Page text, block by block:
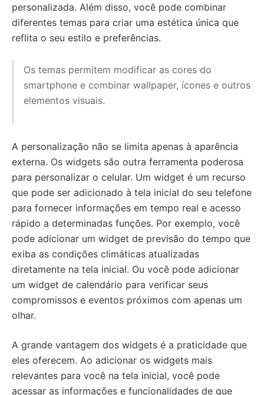
personalizada. Além disso, você pode combinar
diferentes temas para criar uma estética única que
reflita o seu estilo e preferências.
Os temas permitem modificar as cores do
smartphone e combinar wallpaper, ícones e outros
elementos visuais.
A personalização não se limita apenas à aparência
externa. Os widgets são outra ferramenta poderosa
para personalizar o celular. Um widget é um recurso
que pode ser adicionado à tela inicial do seu telefone
para fornecer informações em tempo real e acesso
rápido a determinadas funções. Por exemplo, você
pode adicionar um widget de previsão do tempo que
exiba as condições climáticas atualizadas
diretamente na tela inicial. Ou você pode adicionar
um widget de calendário para verificar seus
compromissos e eventos próximos com apenas um
olhar.
A grande vantagem dos widgets é a praticidade que
eles oferecem. Ao adicionar os widgets mais
relevantes para você na tela inicial, você pode
acessar as informações e funcionalidades de que